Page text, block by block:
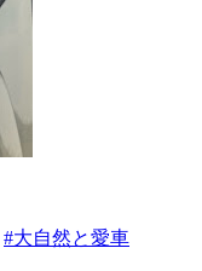
#大自然と愛車